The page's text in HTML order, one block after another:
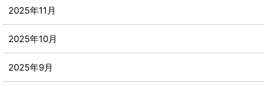
2025年11月
2025年10月
2025年9月